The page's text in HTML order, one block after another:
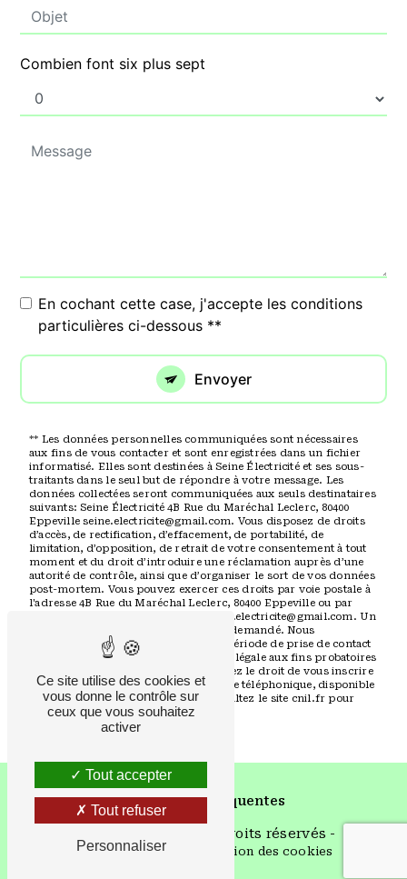
Combien font six plus sept
En cochant cette case, j'accepte les conditions
particulières ci-dessous **
Envoyer
** Les données personnelles communiquées sont nécessaires
aux fins de vous contacter et sont enregistrées dans un fichier
informatisé. Elles sont destinées à Seine Électricité et ses sous-
traitants dans le seul but de répondre à votre message. Les
données collectées seront communiquées aux seuls destinataires
suivants: Seine Électricité 4B Rue du Maréchal Leclerc, 80400
Eppeville seine.electricite@gmail.com. Vous disposez de droits
d’accès, de rectification, d’effacement, de portabilité, de
limitation, d’opposition, de retrait de votre consentement à tout
moment et du droit d’introduire une réclamation auprès d’une
autorité de contrôle, ainsi que d’organiser le sort de vos données
post-mortem. Vous pouvez exercer ces droits par voie postale à
l'adresse 4B Rue du Maréchal Leclerc, 80400 Eppeville ou par
courrier électronique à l'adresse seine.electricite@gmail.com. Un
justificatif d'identité pourra vous être demandé. Nous
conservons vos données pendant la période de prise de contact
puis pendant la durée de prescription légale aux fins probatoires
et de gestion des contentieux. Vous avez le droit de vous inscrire
sur la liste d'opposition au démarchage téléphonique, disponible
à cette adresse:
Bloctel.gouv.fr. Consultez le site cnil.fr pour
plus d’informations sur vos droits.
Recherches fréquentes
- 2026 - Tous droits réservés -
Mentions légales Gestion des cookies
Ce site utilise des cookies et
vous donne le contrôle sur
ceux que vous souhaitez
activer
Tout accepter
Tout refuser
Personnaliser